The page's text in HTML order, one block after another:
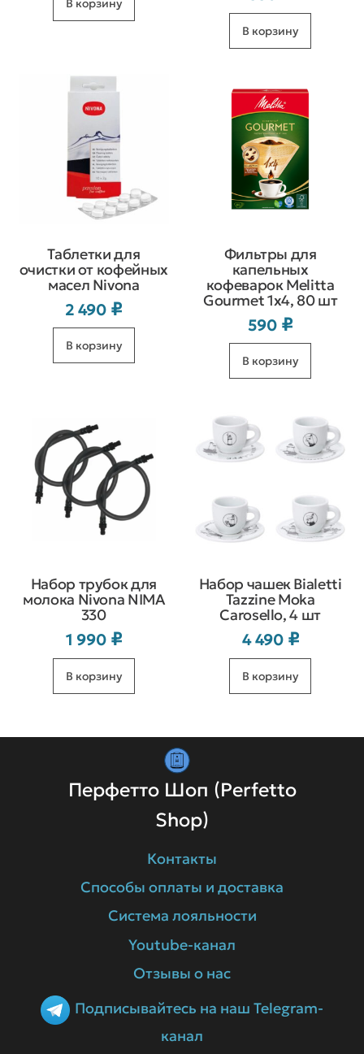
составляла
В корзину
В корзину
Таблетки для
очистки от кофейных
масел Nivona
2 490 ₽
В корзину
Фильтры для
капельных
кофеварок Melitta
Gourmet 1х4, 80 шт
590 ₽
В корзину
Набор трубок для
молока Nivona NIMA
330
1 990 ₽
В корзину
Набор чашек Bialetti
Tazzine Moka
Carosello, 4 шт
4 490 ₽
В корзину
Перфетто Шоп (Perfetto
Shop)
Контакты
Способы оплаты и доставка
Система лояльности
Youtube-канал
Отзывы о нас
Подписывайтесь на наш Telegram-
канал